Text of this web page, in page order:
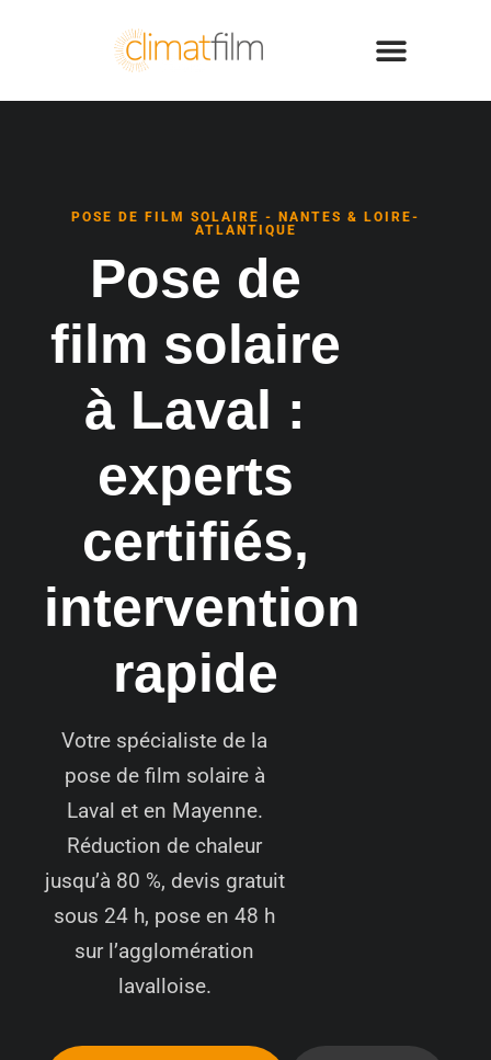
POSE DE FILM SOLAIRE - NANTES & LOIRE-
ATLANTIQUE
Pose de
film solaire
à Laval :
experts
certifiés,
intervention
rapide
Votre spécialiste de la
pose de film solaire à
Laval et en Mayenne.
Réduction de chaleur
jusqu’à 80 %, devis gratuit
sous 24 h, pose en 48 h
sur l’agglomération
lavalloise.